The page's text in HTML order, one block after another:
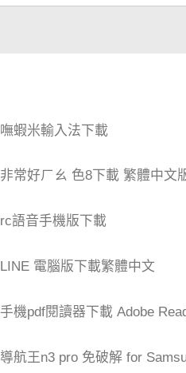
嘸蝦米輸入法下載
非常好ㄏㄠ 色8下載 繁體中文
rc語音手機版下載
LINE 電腦版下載繁體中文
手機pdf閱讀器下載 Adobe
導航王n3 pro 免破解 for